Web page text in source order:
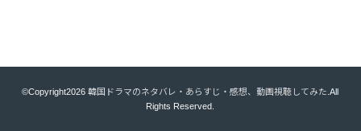
©Copyright2026韓国ドラマのネタバレ・あらすじ・感想、動画視聴してみた .All
Rights Reserved.